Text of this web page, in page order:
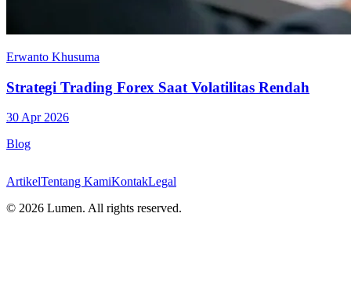
Erwanto Khusuma
Strategi Trading Forex Saat Volatilitas Rendah
30 Apr 2026
Blog
ArtikelTentang KamiKontakLegal
© 2026 Lumen. All rights reserved.